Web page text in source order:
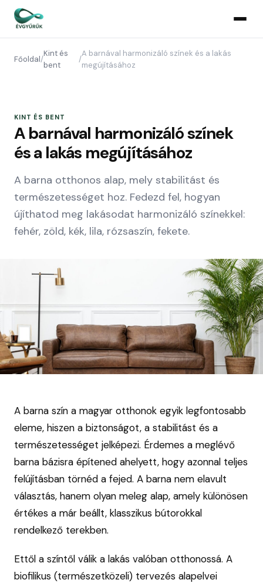
Főoldal/
Kint és
bent
/
A barnával harmonizáló színek és a lakás
megújításához
KINT ÉS BENT
A barnával harmonizáló színek
és a lakás megújításához
A barna otthonos alap, mely stabilitást és
természetességet hoz. Fedezd fel, hogyan
újíthatod meg lakásodat harmonizáló színekkel:
fehér, zöld, kék, lila, rózsaszín, fekete.
A barna szín a magyar otthonok egyik legfontosabb
eleme, hiszen a biztonságot, a stabilitást és a
természetességet jelképezi. Érdemes a meglévő
barna bázisra építened ahelyett, hogy azonnal teljes
felújításban törnéd a fejed. A barna nem elavult
választás, hanem olyan meleg alap, amely különösen
értékes a már beállt, klasszikus bútorokkal
rendelkező terekben.
Ettől a színtől válik a lakás valóban otthonossá. A
biofilikus (természetközeli) tervezés alapelvei